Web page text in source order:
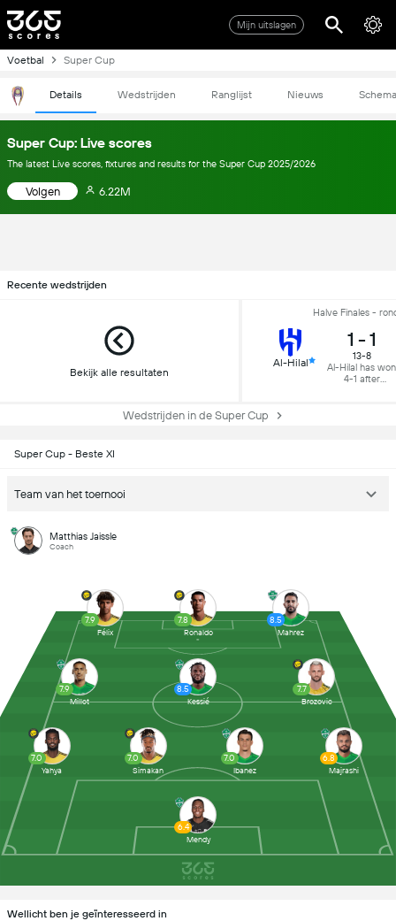
Mijn uitslagen
Voetbal Super Cup
Details Wedstrijden Ranglijst Nieuws Schema
Super Cup: Live scores
The latest Live scores, fixtures and results for the Super Cup 2025/2026
Volgen 6.22M
Recente wedstrijden
Bekijk alle resultaten
Halve Finales -
Al-Hilal
1 - 1
13-8
Al-Hilal has won
4-1 after
Wedstrijden in de Super Cup
Super Cup - Beste XI
Team van het toernooi
Matthias Jaissle
Coach
8.5
Kessié
7.0
Ibanez
7.0
Yahya
7.9
Millot
6.8
Majrashi
7.9
Félix
7.0
Simakan
8.5
Mahrez
7.8
Ronaldo
6.4
Mendy
7.7
Brozovic
Wellicht ben je geïnteresseerd in